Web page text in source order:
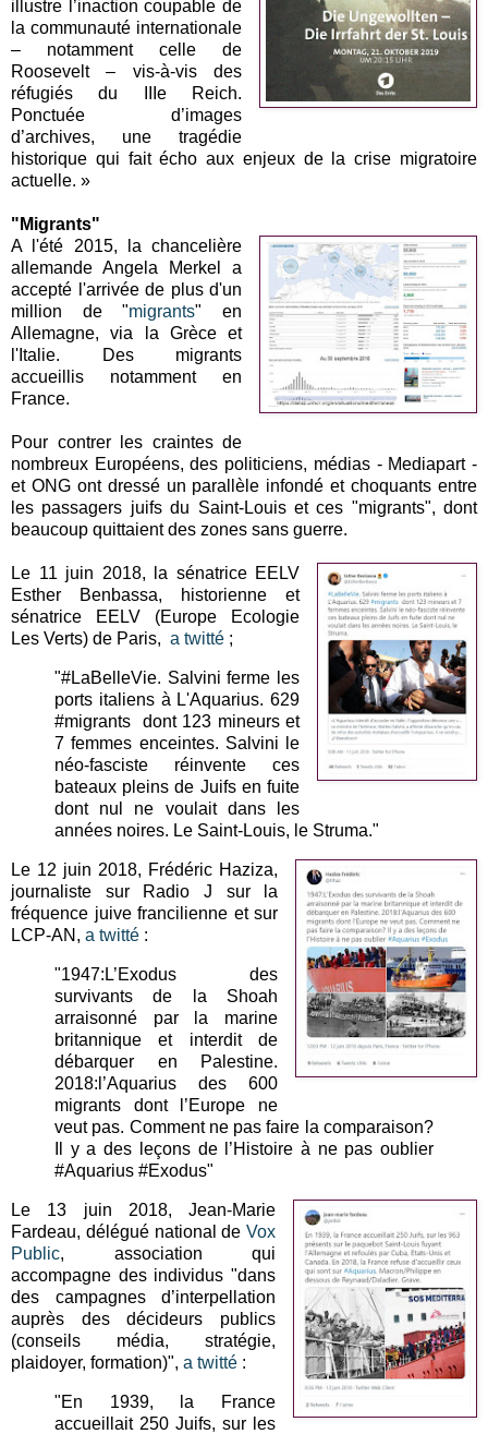
illustre l’inaction coupable de
la communauté internationale
– notamment celle de
Roosevelt – vis-à-vis des
réfugiés du IIIe Reich.
Ponctuée d’images
d’archives, une tragédie
historique qui fait écho aux enjeux de la crise migratoire
actuelle. »
"Migrants"
A l'été 2015, la chancelière
allemande Angela Merkel a
accepté l'arrivée de plus d'un
million de "migrants" en
Allemagne, via la Grèce et
l'Italie. Des migrants
accueillis notamment en
France.
Pour contrer les craintes de
nombreux Européens, des politiciens, médias - Mediapart -
et ONG ont dressé un parallèle infondé et choquants entre
les passagers juifs du Saint-Louis et ces "migrants", dont
beaucoup quittaient des zones sans guerre.
Le 11 juin 2018, la sénatrice EELV
Esther Benbassa, historienne et
sénatrice EELV (Europe Ecologie
Les Verts) de Paris, a twitté ;
"#LaBelleVie. Salvini ferme les
ports italiens à L'Aquarius. 629
#migrants dont 123 mineurs et
7 femmes enceintes. Salvini le
néo-fasciste réinvente ces
bateaux pleins de Juifs en fuite
dont nul ne voulait dans les
années noires. Le Saint-Louis, le Struma."
Le 12 juin 2018, Frédéric Haziza,
journaliste sur Radio J sur la
fréquence juive francilienne et sur
LCP-AN, a twitté :
"1947:L’Exodus des
survivants de la Shoah
arraisonné par la marine
britannique et interdit de
débarquer en Palestine.
2018:l’Aquarius des 600
migrants dont l’Europe ne
veut pas. Comment ne pas faire la comparaison?
Il y a des leçons de l’Histoire à ne pas oublier
#Aquarius #Exodus"
Le 13 juin 2018, Jean-Marie
Fardeau, délégué national deVox
Public, association qui
accompagne des individus "dans
des campagnes d’interpellation
auprès des décideurs publics
(conseils média, stratégie,
plaidoyer, formation)", a twitté :
"En 1939, la France
accueillait 250 Juifs, sur les